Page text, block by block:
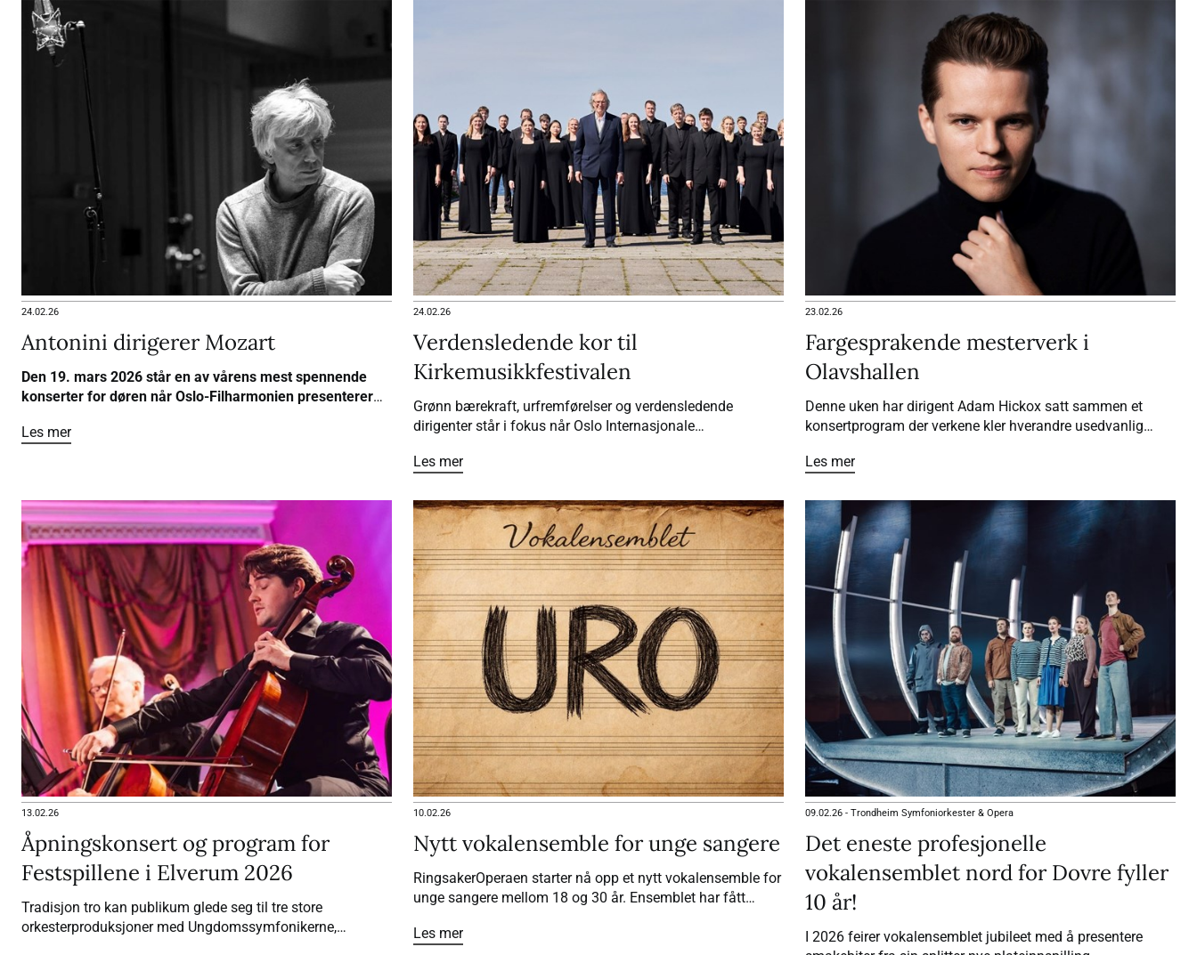
24.02.26
Antonini dirigerer Mozart
Den 19. mars 2026 står en av vårens mest spennende
konserter for døren når Oslo-Filharmonien presenterer
Les mer
24.02.26
Verdensledende kor til
Kirkemusikkfestivalen
Grønn bærekraft, urfremførelser og verdensledende
dirigenter står i fokus når Oslo Internasjonale
Les mer
23.02.26
Fargesprakende mesterverk i
Olavshallen
Denne uken har dirigent Adam Hickox satt sammen et
konsertprogram der verkene kler hverandre usedvanlig
spekket med fantastisk musikk og sterke kunstneriske
Les mer
13.02.26
Åpningskonsert og program for
Festspillene i Elverum 2026
Tradisjon tro kan publikum glede seg til tre store
orkesterproduksjoner med Ungdomssymfonikerne,
10.02.26
Nytt vokalensemble for unge sangere
RingsakerOperaen starter nå opp et nytt vokalensemble for
unge sangere mellom 18 og 30 år. Ensemblet har fått
arena for talentutvikling, kunstnerisk utforsking og
Les mer
09.02.26 - Trondheim Symfoniorkester & Opera
Det eneste profesjonelle
vokalensemblet nord for Dovre fyller
10 år!
I 2026 feirer vokalensemblet jubileet med å presentere